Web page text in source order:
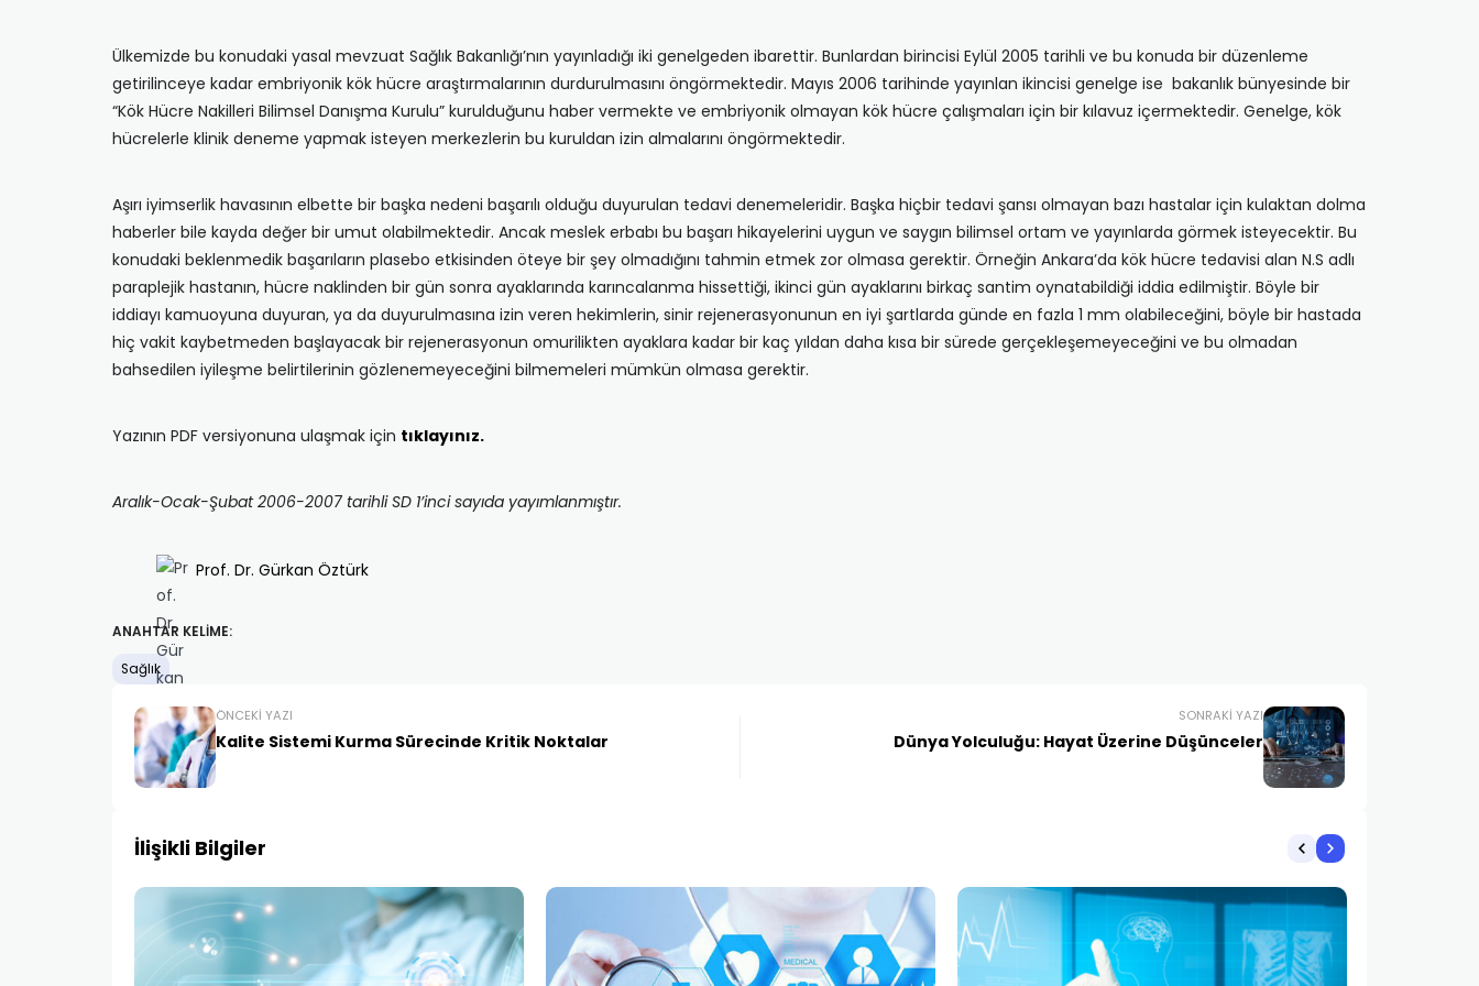
Ülkemizde bu konudaki yasal mevzuat Sağlık Bakanlığı’nın yayınladığı iki genelgeden ibarettir. Bunlardan birincisi Eylül 2005 tarihli ve bu konuda bir düzenleme
getirilinceye kadar embriyonik kök hücre araştırmalarının durdurulmasını öngörmektedir. Mayıs 2006 tarihinde yayınlan ikincisi genelge ise bakanlık bünyesinde bir
“Kök Hücre Nakilleri Bilimsel Danışma Kurulu” kurulduğunu haber vermekte ve embriyonik olmayan kök hücre çalışmaları için bir kılavuz içermektedir. Genelge, kök
hücrelerle klinik deneme yapmak isteyen merkezlerin bu kuruldan izin almalarını öngörmektedir.
Aşırı iyimserlik havasının elbette bir başka nedeni başarılı olduğu duyurulan tedavi denemeleridir. Başka hiçbir tedavi şansı olmayan bazı hastalar için kulaktan dolma
haberler bile kayda değer bir umut olabilmektedir. Ancak meslek erbabı bu başarı hikayelerini uygun ve saygın bilimsel ortam ve yayınlarda görmek isteyecektir. Bu
konudaki beklenmedik başarıların plasebo etkisinden öteye bir şey olmadığını tahmin etmek zor olmasa gerektir. Örneğin Ankara’da kök hücre tedavisi alan N.S adlı
paraplejik hastanın, hücre naklinden bir gün sonra ayaklarında karıncalanma hissettiği, ikinci gün ayaklarını birkaç santim oynatabildiği iddia edilmiştir. Böyle bir
iddiayı kamuoyuna duyuran, ya da duyurulmasına izin veren hekimlerin, sinir rejenerasyonunun en iyi şartlarda günde en fazla 1 mm olabileceğini, böyle bir hastada
hiç vakit kaybetmeden başlayacak bir rejenerasyonun omurilikten ayaklara kadar bir kaç yıldan daha kısa bir sürede gerçekleşemeyeceğini ve bu olmadan
bahsedilen iyileşme belirtilerinin gözlenemeyeceğini bilmemeleri mümkün olmasa gerektir.
Yazının PDF versiyonuna ulaşmak için tıklayınız.
Aralık-Ocak-Şubat 2006-2007 tarihli SD 1’inci sayıda yayımlanmıştır.
Prof. Dr. Gürkan Öztürk
ANAHTAR KELIME:
Sağlık
ÖNCEKI YAZI
Kalite Sistemi Kurma Sürecinde Kritik Noktalar
SONRAKI YAZI
Dünya Yolculuğu: Hayat Üzerine Düşünceler
İlişikli Bilgiler